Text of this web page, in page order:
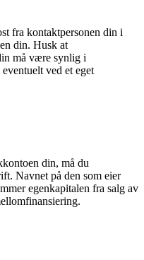
fra kontaktpersonen din i
din. Husk at
må være synlig i
ved et eget
din, må du
Navnet på den som eier
egenkapitalen fra salg av